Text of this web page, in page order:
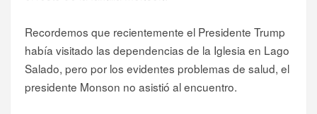
Recordemos que recientemente el Presidente Trump
había visitado las dependencias de la Iglesia en Lago
Salado, pero por los evidentes problemas de salud, el
presidente Monson no asistió al encuentro.